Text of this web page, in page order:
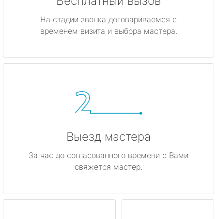
На стадии звонка договариваемся с
временем визита и выбора мастера.
Выезд мастера
За час до согласованного времени с Вами
свяжется мастер.